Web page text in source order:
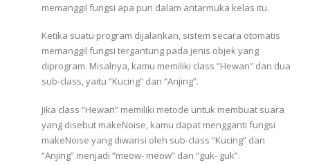
memanggil fungsi apa pun dalam antarmuka kelas itu.
Ketika suatu program dijalankan, sistem secara otomatis
memanggil fungsi tergantung pada jenis objek yang
diprogram. Misalnya, kamu memiliki class “Hewan” dan dua
sub-class, yaitu “Kucing” dan “Anjing”.
Jika class “Hewan” memiliki metode untuk membuat suara
yang disebut makeNoise, kamu dapat mengganti fungsi
makeNoise yang diwarisi oleh sub-class “Kucing” dan
“Anjing” menjadi “meow- meow” dan “guk- guk”.